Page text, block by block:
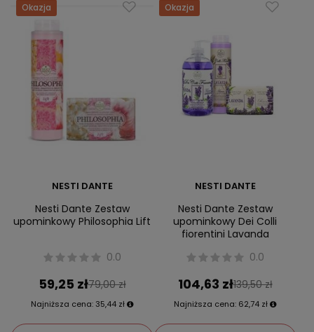
Okazja
NESTI DANTE
Nesti Dante Zestaw
upominkowy Philosophia Lift
0.0
59,25 zł79,00 zł
Najniższa cena: 35,44 zł
Okazja
NESTI DANTE
Nesti Dante Zestaw
upominkowy Dei Colli
fiorentini Lavanda
0.0
104,63 zł139,50 zł
Najniższa cena: 62,74 zł